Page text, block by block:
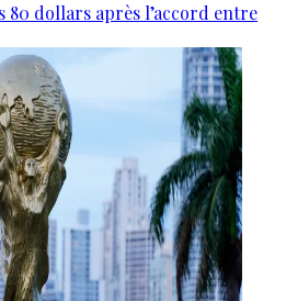
80 dollars après l’accord entre